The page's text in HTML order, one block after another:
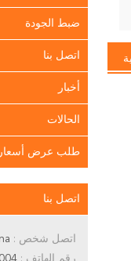
ضبط الجودة
اتصل بنا
أخبار
الحالات
طلب عرض أسعار
اتصل بنا
اتصل شخص :
رقم الهاتف :